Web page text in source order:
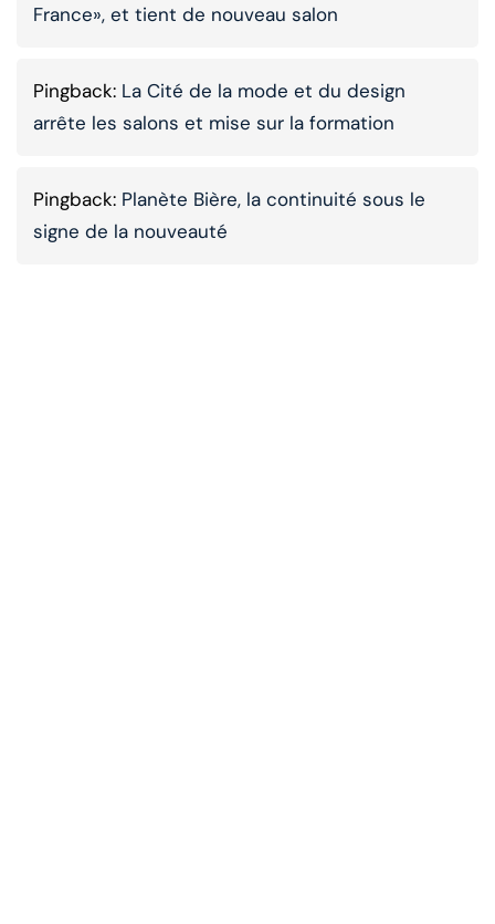
France», et tient de nouveau salon
Pingback: La Cité de la mode et du design
arrête les salons et mise sur la formation
Pingback: Planète Bière, la continuité sous le
signe de la nouveauté